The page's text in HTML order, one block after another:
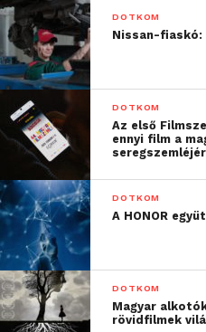
DOTKOM
Nissan-fiaskó:
DOTKOM
Az első
ennyi film a
DOTKOM
A HONOR
DOTKOM
Magyar
rövidfilmek